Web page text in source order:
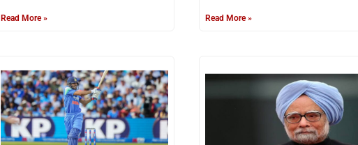
Read More » Read More »